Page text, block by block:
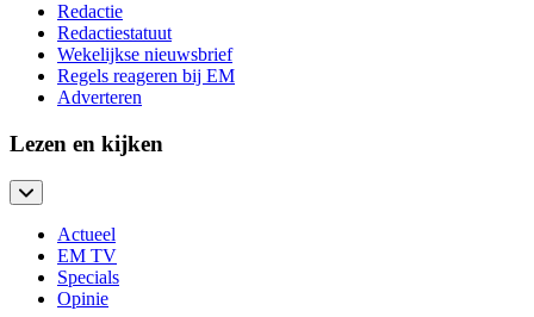
Redactie
Redactiestatuut
Wekelijkse nieuwsbrief
Regels reageren bij EM
Adverteren
Lezen en kijken
Actueel
EM TV
Specials
Opinie